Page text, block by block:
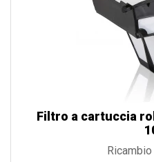
Filtro a cartuccia
Ricambio